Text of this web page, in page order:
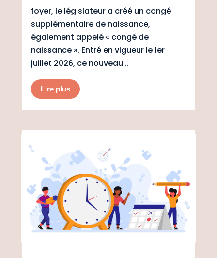
foyer, le législateur a créé un congé
supplémentaire de naissance,
également appelé « congé de
naissance ». Entré en vigueur le 1er
juillet 2026, ce nouveau...
Lire plus